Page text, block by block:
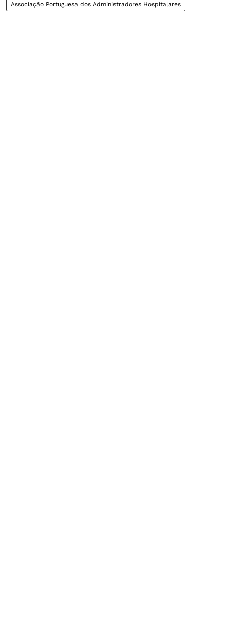
Associação Portuguesa dos Administradores Hospitalares